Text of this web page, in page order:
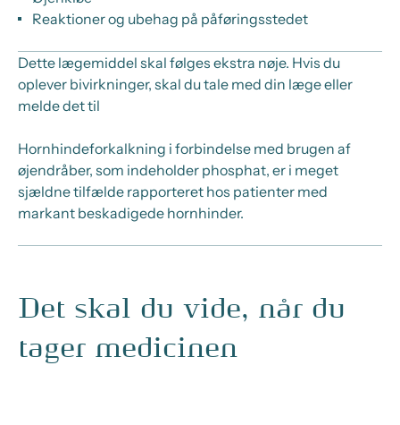
Reaktioner og ubehag på påføringsstedet
Dette lægemiddel skal følges ekstra nøje. Hvis du
oplever bivirkninger, skal du tale med din læge eller
melde det til
Hornhindeforkalkning i forbindelse med brugen af
øjendråber, som indeholder phosphat, er i meget
sjældne tilfælde rapporteret hos patienter med
markant beskadigede hornhinder.
Det skal du vide, når du
tager medicinen